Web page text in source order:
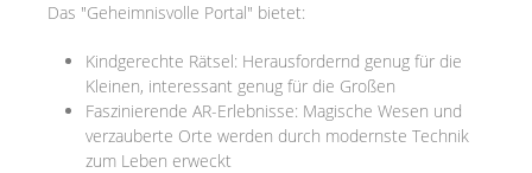
Das "Geheimnisvolle Portal" bietet:
Kindgerechte Rätsel: Herausfordernd genug für die
Kleinen, interessant genug für die Großen
Faszinierende AR-Erlebnisse: Magische Wesen und
verzauberte Orte werden durch modernste Technik
zum Leben erweckt